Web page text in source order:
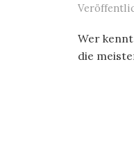
Wer
die